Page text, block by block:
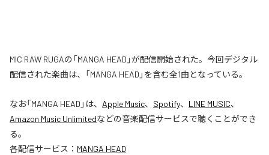
MIC RAW RUGAの「MANGA HEAD」が配信開始された。今回デジタル
配信された楽曲は、「MANGA HEAD」を含む全1曲となっている。
なお「MANGA HEAD 」は、 Apple Music、 Spotify、 LINE MUSIC、
Amazon Music Unlimitedなどの音楽配信サービスで聴くことができ
る。
各配信サービス： MANGA HEAD